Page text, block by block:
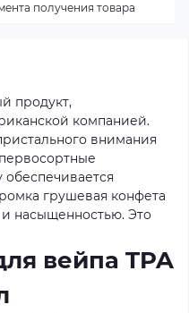
продукт,
компанией.
внимания
грушевая конфета
и насыщенностью. Это
вейпа TPA
получения товара